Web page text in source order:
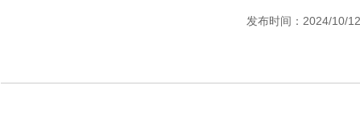
发布时间：2024/10/12